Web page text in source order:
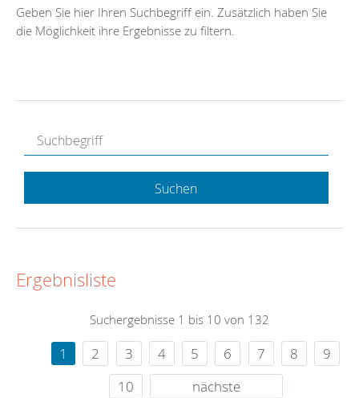
Geben Sie hier Ihren Suchbegriff ein. Zusätzlich haben Sie
die Möglichkeit ihre Ergebnisse zu filtern.
Suchen
Ergebnisliste
Suchergebnisse 1 bis 10 von 132
1 2 3 4 5 6 7 8
9
10
nächste